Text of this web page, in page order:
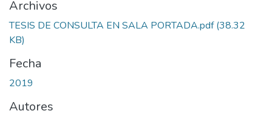
Archivos
TESIS DE CONSULTA EN SALA PORTADA.pdf(38.32
KB)
Fecha
2019
Autores